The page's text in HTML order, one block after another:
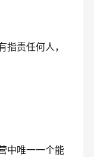
责任何人，
中唯一一个能